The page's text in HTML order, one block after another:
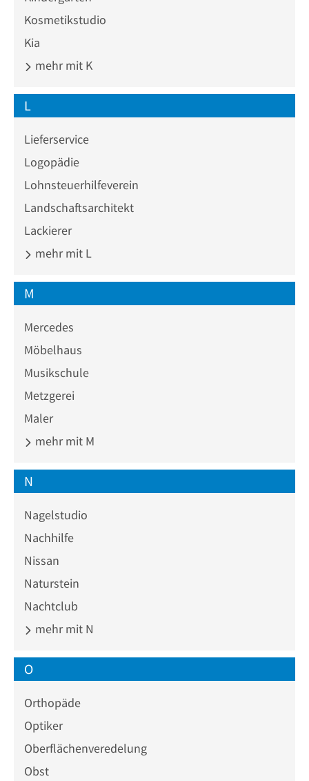
Kosmetikstudio
Kia
mehr mit K
L
Lieferservice
Logopädie
Lohnsteuerhilfeverein
Landschaftsarchitekt
Lackierer
mehr mit L
M
Mercedes
Möbelhaus
Musikschule
Metzgerei
Maler
mehr mit M
N
Nagelstudio
Nachhilfe
Nissan
Naturstein
Nachtclub
mehr mit N
O
Orthopäde
Optiker
Oberflächenveredelung
Obst